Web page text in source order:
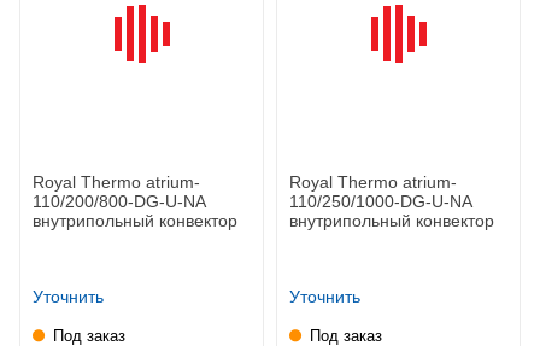
Royal Thermo atrium-
110/200/800-DG-U-NA
внутрипольный конвектор
Уточнить
Под заказ
Royal Thermo atrium-
110/250/1000-DG-U-NA
внутрипольный конвектор
Уточнить
Под заказ